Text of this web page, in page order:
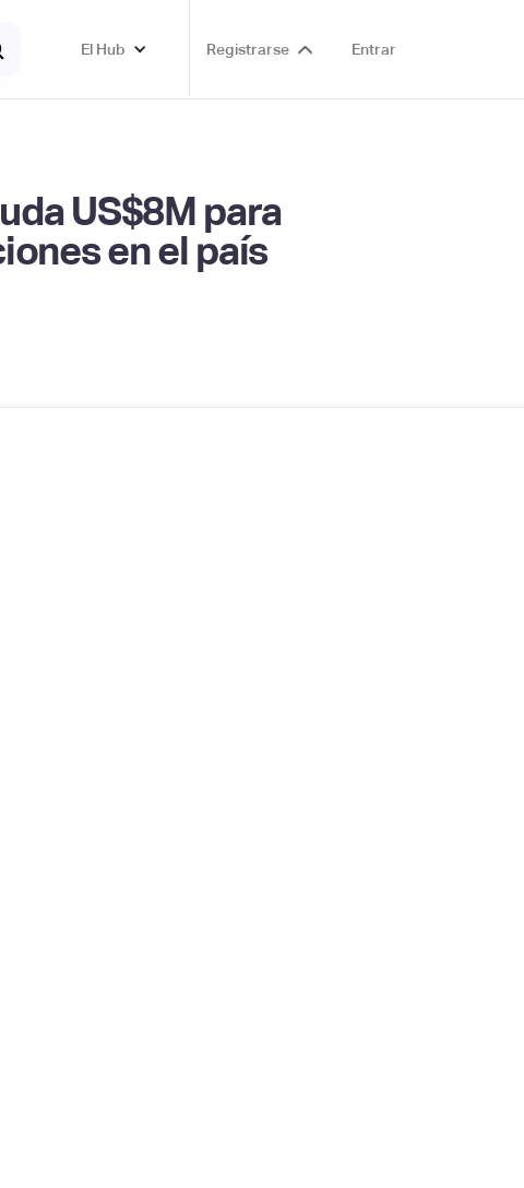
El Hub Registrarse Entrar
US$8M para
en el país